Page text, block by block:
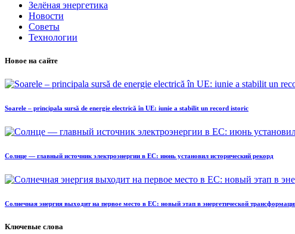
Зелёная энергетика
Новости
Советы
Технологии
Новое на сайте
Soarele – principala sursă de energie electrică în UE: iunie a stabilit un record istoric
Солнце — главный источник электроэнергии в ЕС: июнь установил исторический рекорд
Солнечная энергия выходит на первое место в ЕС: новый этап в энергетической
Ключевые слова